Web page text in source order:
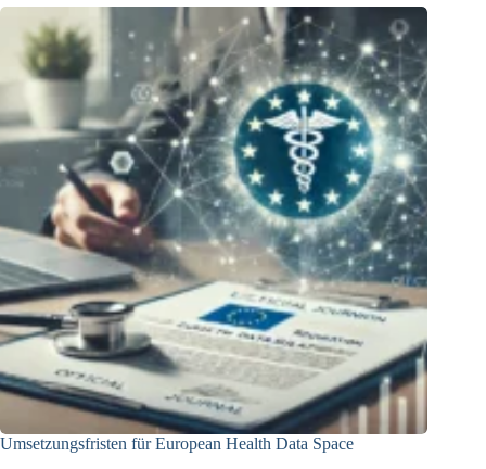
Datenschutz
auf
die
Probe
Umsetzungsfristen für European Health Data Space